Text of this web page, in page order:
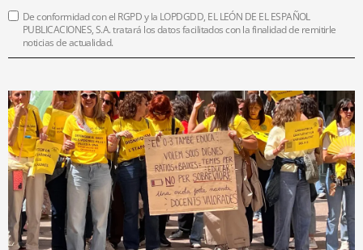
De conformidad con el RGPD y la LOPDGDD, EL LEÓN DE EL ESPAÑOL
PUBLICACIONES, S.A. tratará los datos facilitados con la finalidad de remitirle
noticias de actualidad.